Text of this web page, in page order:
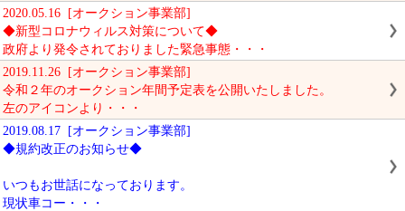
2020.05.16 [オークション事業部]
◆新型コロナウィルス対策について◆
政府より発令されておりました緊急事態・・・
2019.11.26 [オークション事業部]
令和２年のオークション年間予定表を公開いたしました。
左のアイコンより・・・
2019.08.17 [オークション事業部]
◆規約改正のお知らせ◆
いつもお世話になっております。
現状車コー・・・